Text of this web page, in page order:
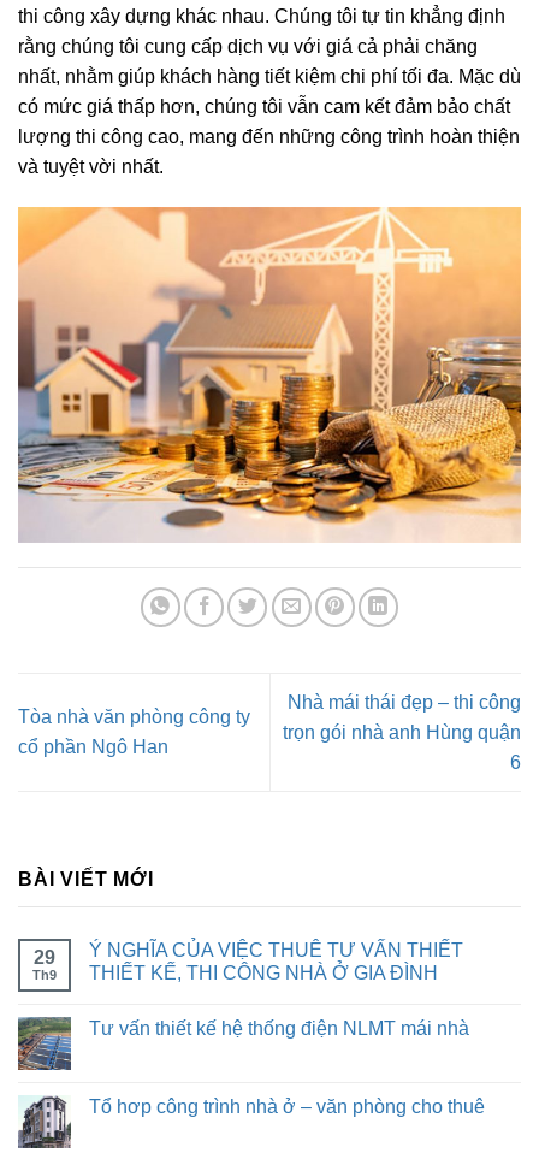
thi công xây dựng khác nhau. Chúng tôi tự tin khẳng định
rằng chúng tôi cung cấp dịch vụ với giá cả phải chăng
nhất, nhằm giúp khách hàng tiết kiệm chi phí tối đa. Mặc dù
có mức giá thấp hơn, chúng tôi vẫn cam kết đảm bảo chất
lượng thi công cao, mang đến những công trình hoàn thiện
và tuyệt vời nhất.
Tòa nhà văn phòng công ty
cổ phần Ngô Han
Nhà mái thái đẹp – thi công
trọn gói nhà anh Hùng quận
6
BÀI VIẾT MỚI
29
Th9
Ý NGHĨA CỦA VIỆC THUÊ TƯ VẤN THIẾT
THIẾT KẾ, THI CÔNG NHÀ Ở GIA ĐÌNH
Tư vấn thiết kế hệ thống điện NLMT mái nhà
Tổ hơp công trình nhà ở – văn phòng cho thuê